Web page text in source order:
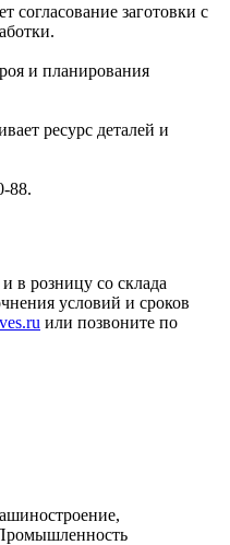
согласование заготовки с
и планирования
ресурс деталей и
88.
в розницу со склада
условий и сроков
или позвоните по